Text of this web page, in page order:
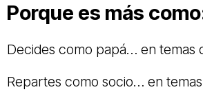
Porque es más
Decides como papá… en temas
Repartes como socio… en temas